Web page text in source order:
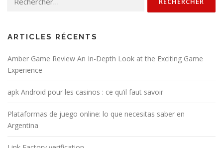
n
e
a
t
i
c
ARTICLES RÉCENTS
Amber Game Review An In-Depth Look at the Exciting Game
Experience
apk Android pour les casinos : ce qu’il faut savoir
Plataformas de juego online: lo que necesitas saber en
Argentina